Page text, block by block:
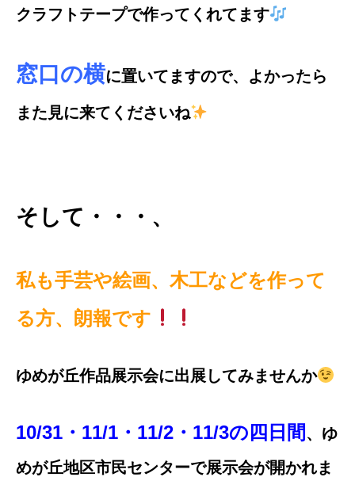
クラフトテープで作ってくれてます
窓口の横に置いてますので、よかったら
また見に来てくださいね
そして・・・、
私も手芸や絵画、木工などを作って
る方、朗報です
ゆめが丘作品展示会に出展してみませんか
10/31・11/1・11/2・11/3の四日間 、ゆ
めが丘地区市民センターで展示会が開かれま